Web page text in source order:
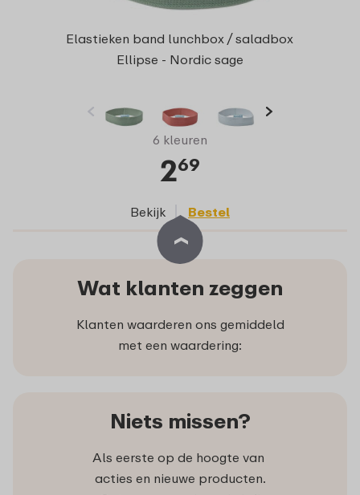
Elastieken band lunchbox / saladbox
Ellipse - Nordic sage
6 kleuren
269
Bekijk Bestel
Wat klanten zeggen
Klanten waarderen ons gemiddeld
met een waardering:
Niets missen?
Als eerste op de hoogte van
acties en nieuwe producten.